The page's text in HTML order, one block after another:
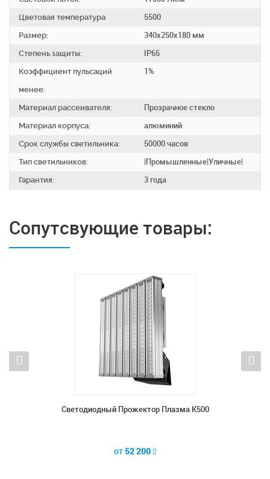
Цветовая температура
5500
Размер:
340x250x180 мм
Степень защиты:
IP65
Коэффициент пульсаций
менее:
1%
Материал рассеивателя:
Прозрачное стекло
Материал корпуса:
алюминий
Срок службы светильника:
50000 часов
Тип светильников:
|Промышленные|Уличные|
Гарантия:
3 года
Сопутсвующие товары:
Светодиодный Прожектор Плазма К500
от 52 200